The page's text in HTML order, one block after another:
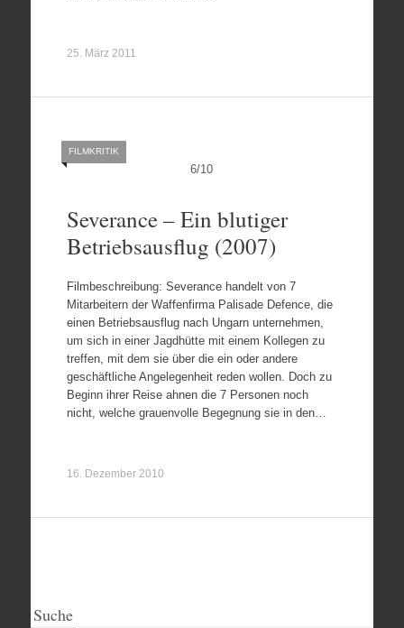
25. März 2011
6/10
FILMKRITIK
Severance – Ein blutiger
Betriebsausflug (2007)
Filmbeschreibung: Severance handelt von 7
Mitarbeitern der Waffenfirma Palisade Defence, die
einen Betriebsausflug nach Ungarn unternehmen,
um sich in einer Jagdhütte mit einem Kollegen zu
treffen, mit dem sie über die ein oder andere
geschäftliche Angelegenheit reden wollen. Doch zu
Beginn ihrer Reise ahnen die 7 Personen noch
nicht, welche grauenvolle Begegnung sie in den…
16. Dezember 2010
Suche